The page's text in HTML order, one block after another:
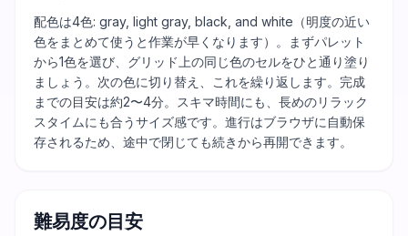
配色は4色: gray, light gray, black, and white（明度の近い
色をまとめて使うと作業が早くなります）。まずパレット
から1色を選び、グリッド上の同じ色のセルをひと通り塗り
ましょう。次の色に切り替え、これを繰り返します。完成
までの目安は約2〜4分。スキマ時間にも、長めのリラック
スタイムにも合うサイズ感です。進行はブラウザに自動保
存されるため、途中で閉じても続きから再開できます。
難易度の目安